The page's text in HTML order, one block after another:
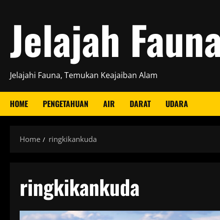
content
Jelajah
Jelajahi Fauna, Temukan Keajaiban Alam
HOME PENGETAHUAN AIR DARAT UDARA
Home ringkikankuda
ringkikankuda